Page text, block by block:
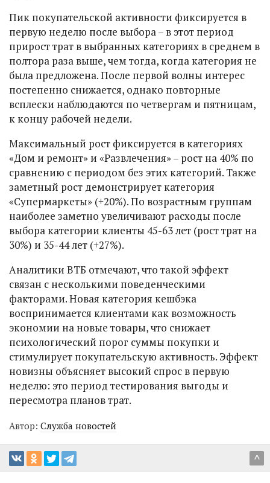
Пик покупательской активности фиксируется в
первую неделю после выбора – в этот период
прирост трат в выбранных категориях в среднем в
полтора раза выше, чем тогда, когда категория не
была предложена. После первой волны интерес
постепенно снижается, однако повторные
всплески наблюдаются по четвергам и пятницам,
к концу рабочей недели.
Максимальный рост фиксируется в категориях
«Дом и ремонт» и «Развлечения» – рост на 40% по
сравнению с периодом без этих категорий. Также
заметный рост демонстрирует категория
«Супермаркеты» (+20%). По возрастным группам
наиболее заметно увеличивают расходы после
выбора категории клиенты 45-63 лет (рост трат на
30%) и 35-44 лет (+27%).
Аналитики ВТБ отмечают, что такой эффект
связан с несколькими поведенческими
факторами. Новая категория кешбэка
воспринимается клиентами как возможность
экономии на новые товары, что снижает
психологический порог суммы покупки и
стимулирует покупательскую активность. Эффект
новизны объясняет высокий спрос в первую
неделю: это период тестирования выгоды и
пересмотра планов трат.
Автор: Служба новостей
^